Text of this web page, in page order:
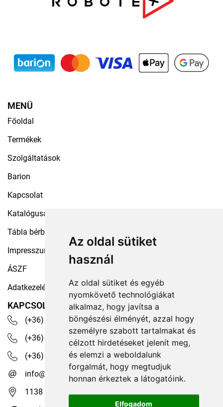
Az oldal sütiket
használ
Az oldal sütiket és egyéb
nyomkövető technológiákat
alkalmaz, hogy javítsa a
böngészési élményét, azzal hogy
személyre szabott tartalmakat és
célzott hirdetéseket jelenít meg,
és elemzi a weboldalunk
forgalmát, hogy megtudjuk
honnan érkeztek a látogatóink.
Elfogadom
MENÜ
Főoldal
Termékek
Szolgáltatások
Barion
Kapcsolat
Katalógusaink
Tábla bérbeadás
Impresszum
ÁSZF
Adatkezelési tájékoztató
KAPCSOLAT
(+36) 30 535 4503
(+36) 1 329 7472
(+36) 1 350 1236
info@robotex.hu
1138 Budapest, Tomori köz 13.